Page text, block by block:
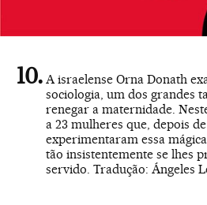
A israelense Orna Donath
sociologia, um dos grandes
renegar a maternidade.
a 23 mulheres que, depois
experimentaram essa
tão insistentemente se lhes
servido. Tradução: Ángeles